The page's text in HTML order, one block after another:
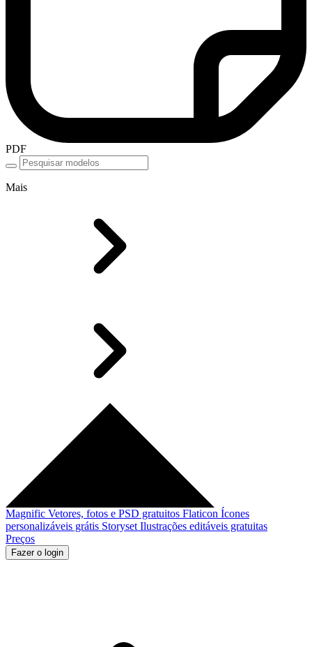
PDF
Mais
Magnific Vetores, fotos e PSD gratuitos Flaticon Ícones
personalizáveis grátis Storyset Ilustrações editáveis gratuitas
Preços
Fazer o login